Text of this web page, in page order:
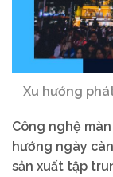
Xu hướng
Công nghệ
hướng ngày
sản xuất tập